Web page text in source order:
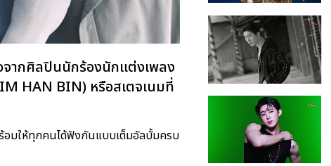
ากศิลปินนักร้องนักแต่งเพลง
HAN BIN) หรือสเตจเนมที่
อมให้ทุกคนได้ฟังกันแบบเต็มอัลบั้มครบ